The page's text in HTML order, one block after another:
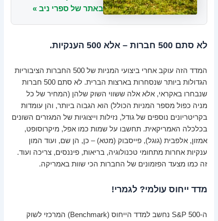
באתר של ספרי ניב »
לא סתם 500 חברות – אלא 500 הענקיות.
המדד הזה עוקב אחרי ביצועי המניות של 500 החברות הציבוריות
הגדולות ביותר שנסחרות בארצות הברית. לא סתם 500 חברות
שנבחרו באקראי, אלא אלה ששווי השוק שלהן (המחיר של כל
מניה כפול מספר המניות הכולל) הוא הגבוה ביותר, והן עומדות
בקריטריונים נוספים של גודל, נזילות וייצוגיות של המגזרים השונים
בכלכלה האמריקאית. תחשבו על שמות כמו אפל, מיקרוסופט,
אמזון, אלפבית (גוגל), פייסבוק (מטא) – כן, הן שם, ועוד המון
ענקיות אחרות מתחומי טכנולוגיה, בריאות, פיננסים, צריכה ועוד.
זה כמו מצעד הפזמונים של החברות הכי שוות באמריקה.
מדד ייחוס עולמי? לגמרי!
ה-S&P 500 נחשב למדד הייחוס (Benchmark) המרכזי לשוק